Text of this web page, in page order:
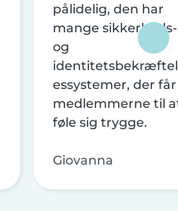
pålidelig, den har
mange sikkerheds-
og
essystemer, der får
medlemmerne til
føle sig trygge.
Giovanna